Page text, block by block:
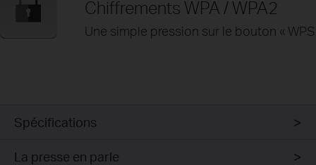
Chiffrements WPA / WPA2
Une simple pression sur le bouton «
Spécifications
La presse en parle